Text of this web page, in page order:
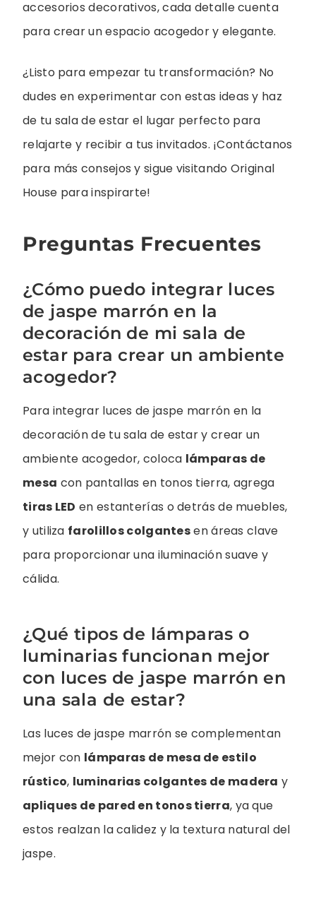
accesorios decorativos, cada detalle cuenta
para crear un espacio acogedor y elegante.
¿Listo para empezar tu transformación? No
dudes en experimentar con estas ideas y haz
de tu sala de estar el lugar perfecto para
relajarte y recibir a tus invitados. ¡Contáctanos
para más consejos y sigue visitando Original
House para inspirarte!
Preguntas Frecuentes
¿Cómo puedo integrar luces
de jaspe marrón en la
decoración de mi sala de
estar para crear un ambiente
acogedor?
Para integrar luces de jaspe marrón en la
decoración de tu sala de estar y crear un
ambiente acogedor, coloca lámparas de
mesa con pantallas en tonos tierra, agrega
tiras LED en estanterías o detrás de muebles,
y utiliza farolillos colgantesen áreas clave
para proporcionar una iluminación suave y
cálida.
¿Qué tipos de lámparas o
luminarias funcionan mejor
con luces de jaspe marrón en
una sala de estar?
Las luces de jaspe marrón se complementan
mejor con lámparas de mesa de estilo
rústico, luminarias colgantes de madera y
apliques de pared en tonos tierra, ya que
estos realzan la calidez y la textura natural del
jaspe.